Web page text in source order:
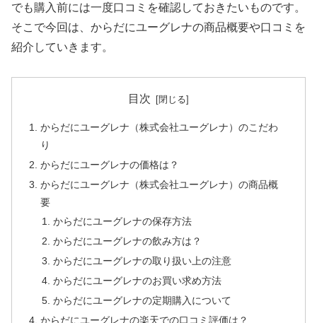
でも購入前には一度口コミを確認しておきたいものです。
そこで今回は、からだにユーグレナの商品概要や口コミを
紹介していきます。
目次
からだにユーグレナ（株式会社ユーグレナ）のこだわ
り
からだにユーグレナの価格は？
からだにユーグレナ（株式会社ユーグレナ）の商品概
要
からだにユーグレナの保存方法
からだにユーグレナの飲み方は？
からだにユーグレナの取り扱い上の注意
からだにユーグレナのお買い求め方法
からだにユーグレナの定期購入について
からだにユーグレナの楽天での口コミ評価は？